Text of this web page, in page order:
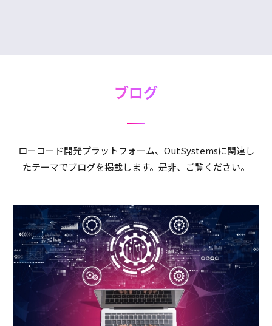
ブログ
ローコード開発プラットフォーム、OutSystemsに関連し
たテーマでブログを掲載します。是非、ご覧ください。